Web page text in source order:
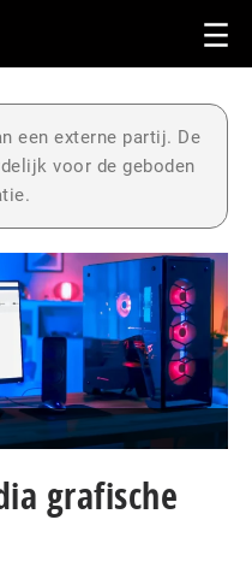
een externe partij. De
voor de geboden
grafische